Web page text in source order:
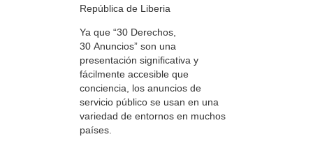
República de Liberia
Ya que “30 Derechos,
30 Anuncios” son una
presentación significativa y
fácilmente accesible que
conciencia, los anuncios de
servicio público se usan en una
variedad de entornos en muchos
países.